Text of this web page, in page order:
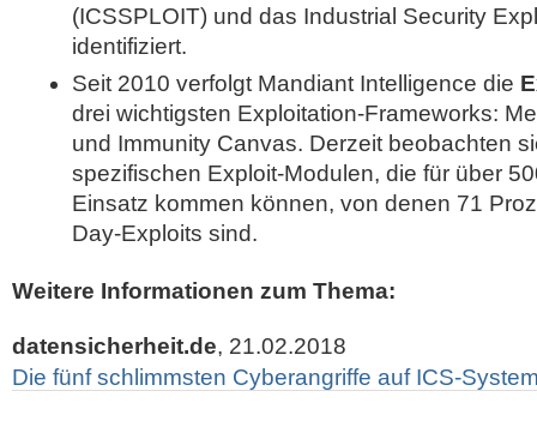
(ICSSPLOIT) und das Industrial Security
identifiziert.
Seit 2010 verfolgt Mandiant Intelligence die
drei wichtigsten Exploitation-Frameworks:
und Immunity Canvas. Derzeit beobachten
spezifischen Exploit-Modulen, die für über
Einsatz kommen können, von denen 71
Day-Exploits sind.
Weitere Informationen zum Thema:
datensicherheit.de, 21.02.2018
Die fünf schlimmsten Cyberangriffe auf ICS-